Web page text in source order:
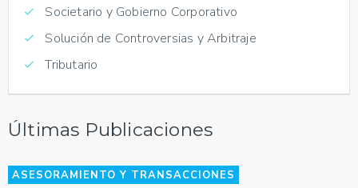
Societario y Gobierno Corporativo
Solución de Controversias y Arbitraje
Tributario
Últimas Publicaciones
ASESORAMIENTO Y TRANSACCIONES